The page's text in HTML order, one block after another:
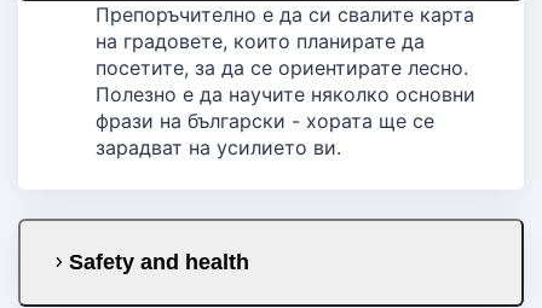
Препоръчително е да си свалите карта
на градовете, които планирате да
посетите, за да се ориентирате лесно.
Полезно е да научите няколко основни
фрази на български - хората ще се
зарадват на усилието ви.
Safety and health